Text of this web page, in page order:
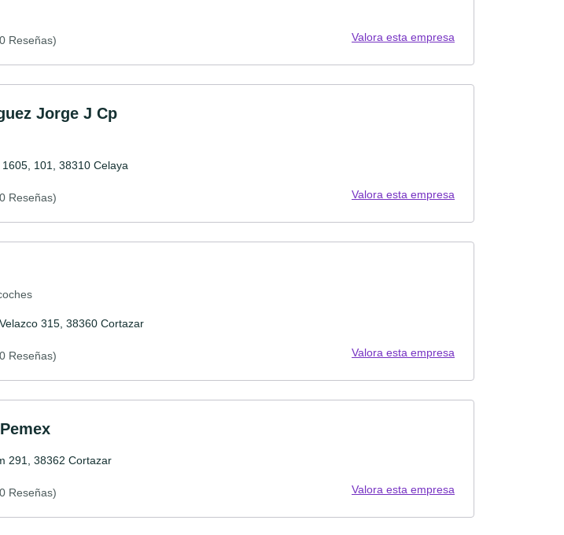
Reseñas) Valora esta empresa
Jorge J Cp
101, 38310 Celaya
Reseñas) Valora esta empresa
315, 38360 Cortazar
Reseñas) Valora esta empresa
291, 38362 Cortazar
Reseñas) Valora esta empresa